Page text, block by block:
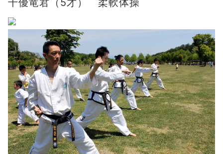
千優竜君（5才） 柔軟体操